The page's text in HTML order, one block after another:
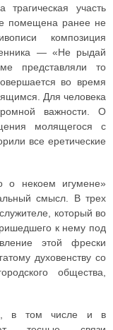
трагическая участь
помещена ранее не
композиция
— «Не рыдай
представляли то
во время
Для человека
важности. О
молящегося с
все еретические
о некоем игумене»
смысл. В трех
который во
к нему под
этой фрески
духовенству со
общества,
в том числе и в